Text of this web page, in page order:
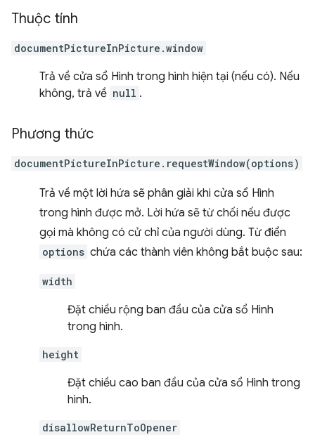
Thuộc tính
documentPictureInPicture.window
Trả về cửa sổ Hình trong hình hiện tại (nếu có). Nếu
không, trả về null .
Phương thức
documentPictureInPicture.requestWindow(options)
Trả về một lời hứa sẽ phân giải khi cửa sổ Hình
trong hình được mở. Lời hứa sẽ từ chối nếu được
gọi mà không có cử chỉ của người dùng. Từ điển
options chứa các thành viên không bắt buộc sau:
width
Đặt chiều rộng ban đầu của cửa sổ Hình
trong hình.
height
Đặt chiều cao ban đầu của cửa sổ Hình trong
hình.
disallowReturnToOpener